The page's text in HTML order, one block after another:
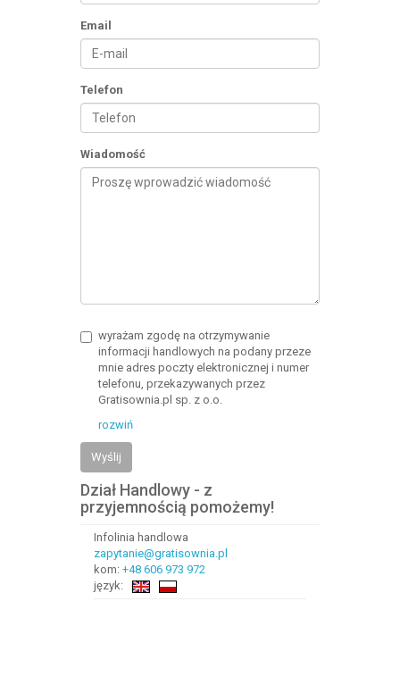
Email
Telefon
Wiadomość
wyrażam zgodę na otrzymywanie
informacji handlowych na podany przeze
mnie adres poczty elektronicznej i numer
telefonu, przekazywanych przez
Gratisownia.pl sp. z o.o.
rozwiń
Wyślij
Dział Handlowy - z
przyjemnością pomożemy!
Infolinia handlowa
zapytanie@gratisownia.pl
kom: +48 606 973 972
język: